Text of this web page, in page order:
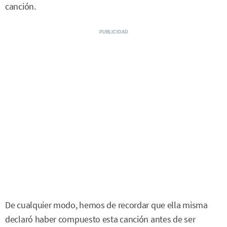
canción.
De cualquier modo, hemos de recordar que ella misma
declaró haber compuesto esta canción antes de ser